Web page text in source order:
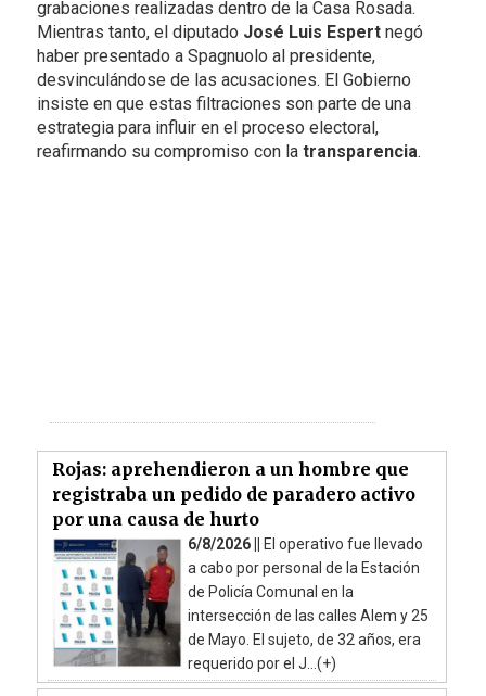
grabaciones realizadas dentro de la Casa Rosada.
Mientras tanto, el diputado José Luis Espertnegó
haber presentado a Spagnuolo al presidente,
desvinculándose de las acusaciones. El Gobierno
insiste en que estas filtraciones son parte de una
estrategia para influir en el proceso electoral,
reafirmando su compromiso con la transparencia.
Rojas: aprehendieron a un hombre que
registraba un pedido de paradero activo
por una causa de hurto
6/8/2026 ||
El operativo fue llevado
a cabo por personal de la Estación
de Policía Comunal en la
intersección de las calles Alem y 25
de Mayo. El sujeto, de 32 años, era
requerido por el J...(+)